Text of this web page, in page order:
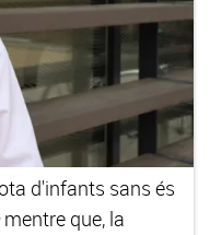
d'infants sans és
mentre que, la